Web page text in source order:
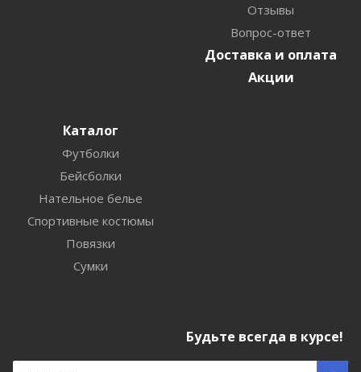
Отзывы
Вопрос-ответ
Доставка и оплата
Акции
Каталог
Футболки
Бейсболки
Нательное белье
Спортивные костюмы
Повязки
Сумки
Будьте всегда в курсе!